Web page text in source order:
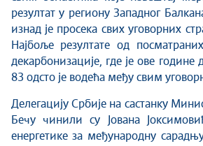
резултат у региону Западног
изнад је просека свих уговорних
Најбоље резултате од
декарбонизације, где је ове
83 одсто је водећа међу свим
Делегацију Србије на састанку
Бечу чинили су Јована
енергетике за међународну